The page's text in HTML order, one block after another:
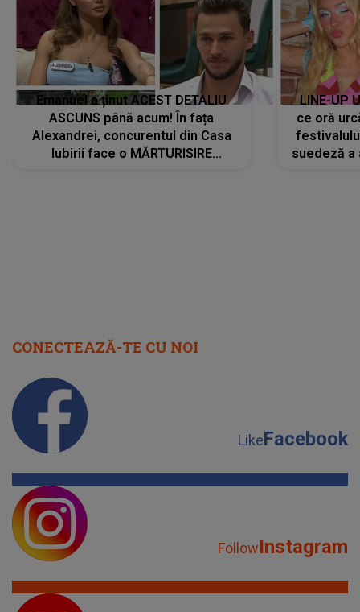
Emanuel a ținut ACEST DETALIU
ASCUNS până acum! În fața
Alexandrei, concurentul din Casa
Iubirii face o MĂRTURISIRE
LINE-UP
ce oră
suedeză a
CONECTEAZĂ-TE CU NOI
LikeFacebook
FollowInstagram